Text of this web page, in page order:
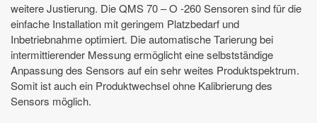
weitere Justierung. Die QMS 70 – O -260 Sensoren sind für die
einfache Installation mit geringem Platzbedarf und
Inbetriebnahme optimiert. Die automatische Tarierung bei
intermittierender Messung ermöglicht eine selbstständige
Anpassung des Sensors auf ein sehr weites Produktspektrum.
Somit ist auch ein Produktwechsel ohne Kalibrierung des
Sensors möglich.